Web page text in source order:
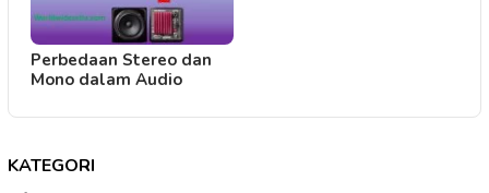
Perbedaan Stereo dan
Mono dalam Audio
KATEGORI